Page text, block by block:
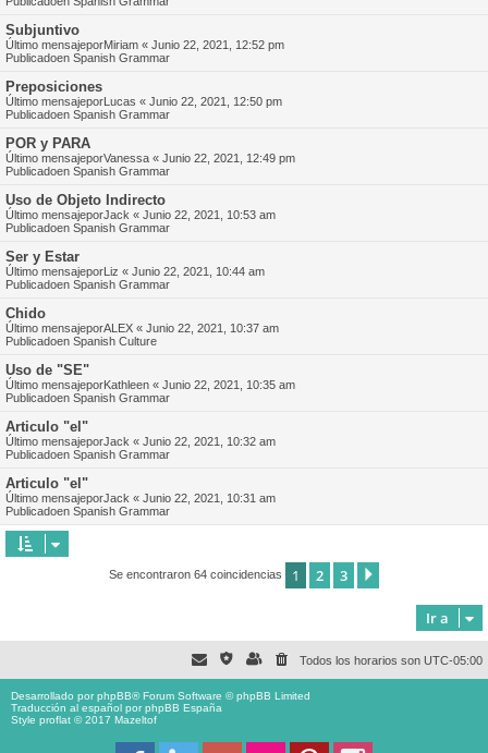
Subjuntivo
Último mensajeporMiriam « Junio 22, 2021, 12:52 pm
Publicadoen Spanish Grammar
Preposiciones
Último mensajeporLucas « Junio 22, 2021, 12:50 pm
Publicadoen Spanish Grammar
POR y PARA
Último mensajeporVanessa « Junio 22, 2021, 12:49 pm
Publicadoen Spanish Grammar
Uso de Objeto Indirecto
Último mensajeporJack « Junio 22, 2021, 10:53 am
Publicadoen Spanish Grammar
Ser y Estar
Último mensajeporLiz « Junio 22, 2021, 10:44 am
Publicadoen Spanish Grammar
Chido
Último mensajeporALEX « Junio 22, 2021, 10:37 am
Publicadoen Spanish Culture
Uso de "SE"
Último mensajeporKathleen « Junio 22, 2021, 10:35 am
Publicadoen Spanish Grammar
Articulo "el"
Último mensajeporJack « Junio 22, 2021, 10:32 am
Publicadoen Spanish Grammar
Articulo "el"
Último mensajeporJack « Junio 22, 2021, 10:31 am
Publicadoen Spanish Grammar
Se encontraron 64 coincidencias 1 2 3
Ir a
Todos los horarios son UTC-05:00
Desarrollado porphpBB® Forum Software © phpBB Limited
Traducción al español porphpBB España
Style proflat © 2017 Mazeltof